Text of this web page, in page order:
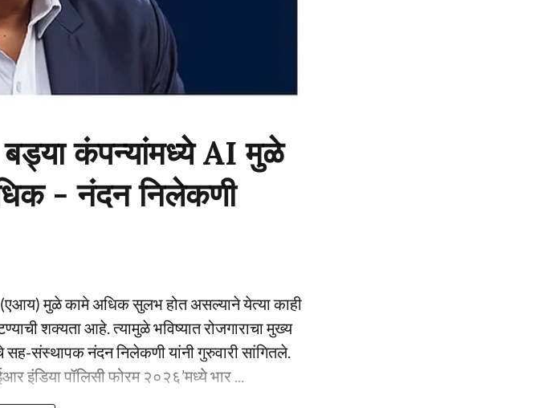
बड्या कंपन्यांमध्ये AI मुळे
- नंदन निलेकणी
मुळे कामे अधिक सुलभ होत असल्याने येत्या काही
शक्यता आहे. त्यामुळे भविष्यात रोजगाराचा मुख्य
संस्थापक नंदन निलेकणी यांनी गुरुवारी सांगितले.
इंडिया पॉलिसी फोरम २०२६’मध्ये भार ...